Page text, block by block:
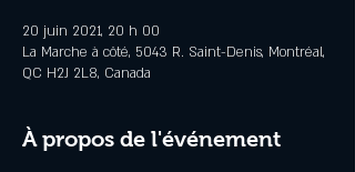
20 juin 2021, 20 h 00
La Marche à côté, 5043 R. Saint-Denis, Montréal,
QC H2J 2L8, Canada
À propos de l'événement